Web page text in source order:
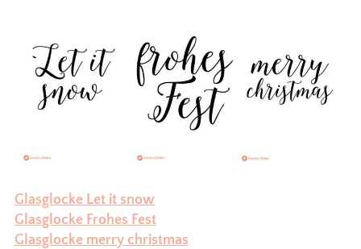
Glasglocke Let it snow
Glasglocke Frohes Fest
Glasglocke merry christmas